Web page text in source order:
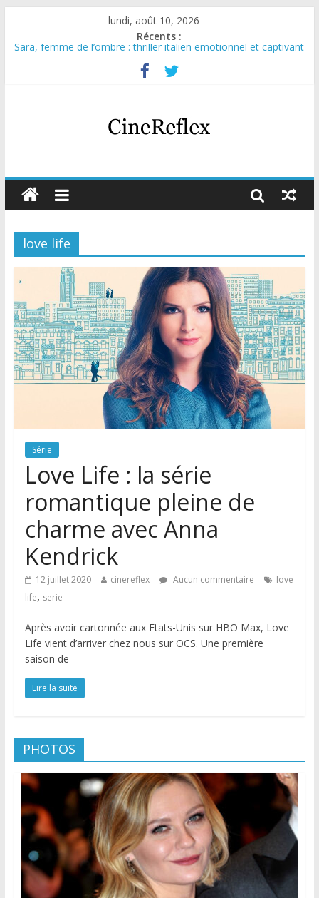
lundi, août 10, 2026
Récents :
Sara, femme de l’ombre : thriller italien émotionnel et captivant
Journal d’une fille larguée : nouvelle série suédoise sur Netflix
Aema : mini-série sur le tournage d’un film érotique devenu
Olympo, saison 1 : nouvelle série qui séduira les fans de
love life
Série
Love Life : la série
romantique pleine de
charme avec Anna
Kendrick
12 juillet 2020 cinereflex Aucun commentaire
love
life, serie
Après avoir cartonnée aux Etats-Unis sur HBO Max, Love
Life vient d’arriver chez nous sur OCS. Une première
saison de
Lire la suite
PHOTOS